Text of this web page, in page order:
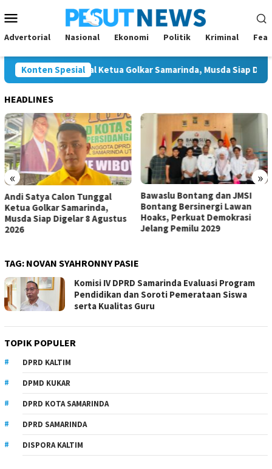
ke
kontenMobile
Advertorial Nasional Ekonomi Politik Kriminal
Konten Spesial
Calon Tunggal Ketua Golkar Samarinda, Musda Siap Digelar
HEADLINES
« »
Bawaslu Bontang dan JMSI
Bontang Bersinergi Lawan
Hoaks, Perkuat Demokrasi
Komisi IV Tunggu Hasil
Investigasi Satgas soal
Dugaan Pelanggaran
TAG: NOVAN SYAHRONNY PASIE
Komisi IV DPRD Samarinda Evaluasi Program
Pendidikan dan Soroti Pemerataan Siswa
serta Kualitas Guru
TOPIK POPULER
DPRD KALTIM
DPMD KUKAR
DPRD KOTA SAMARINDA
DPRD SAMARINDA
DISPORA KALTIM